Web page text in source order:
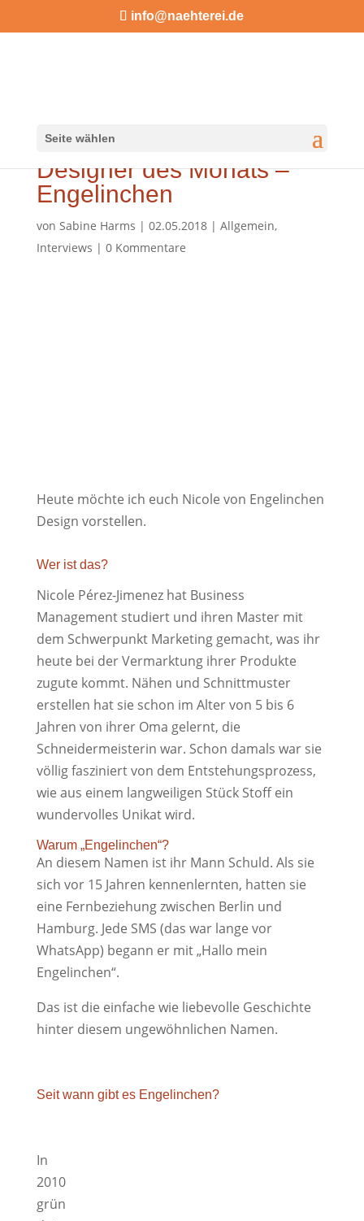
info@naehterei.de
Seite wählen
Designer des Monats –
Engelinchen
von Sabine Harms | 02.05.2018| Allgemein,
Interviews | 0 Kommentare
Heute möchte ich euch Nicole von Engelinchen
Design vorstellen.
Wer ist das?
Nicole Pérez-Jimenez hat Business
Management studiert und ihren Master mit
dem Schwerpunkt Marketing gemacht, was ihr
heute bei der Vermarktung ihrer Produkte
zugute kommt. Nähen und Schnittmuster
erstellen hat sie schon im Alter von 5 bis 6
Jahren von ihrer Oma gelernt, die
Schneidermeisterin war. Schon damals war sie
völlig fasziniert von dem Entstehungsprozess,
wie aus einem langweiligen Stück Stoff ein
wundervolles Unikat wird.
Warum „Engelinchen“?
An diesem Namen ist ihr Mann Schuld. Als sie
sich vor 15 Jahren kennenlernten, hatten sie
eine Fernbeziehung zwischen Berlin und
Hamburg. Jede SMS (das war lange vor
WhatsApp) begann er mit „Hallo mein
Engelinchen“.
Das ist die einfache wie liebevolle Geschichte
hinter diesem ungewöhnlichen Namen.
Seit wann gibt es Engelinchen?
In
2010
grün